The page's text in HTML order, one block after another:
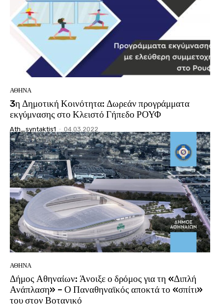
ΑΘΗΝΑ
3η Δημοτική Κοινότητα: Δωρεάν προγράμματα
εκγύμνασης στο Κλειστό Γήπεδο ΡΟΥΦ
Ath_syntaktis1 - 04.03.2022
ΑΘΗΝΑ
Δήμος Αθηναίων: Άνοιξε ο δρόμος για τη «Διπλή
Ανάπλαση» – Ο Παναθηναϊκός αποκτά το «σπίτι»
του στον Βοτανικό